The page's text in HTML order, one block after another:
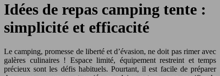
Idées de repas camping tente :
simplicité et efficacité
Le camping, promesse de liberté et d’évasion, ne doit pas rimer avec
galères culinaires ! Espace limité, équipement restreint et temps
précieux sont les défis habituels. Pourtant, il est facile de préparer